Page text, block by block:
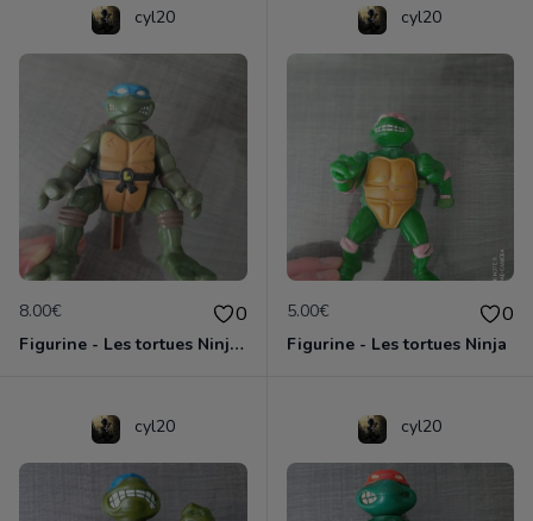
cyl20
8.00€ 0
Figurine - Les tortues Ninja - Leonardo
cyl20
5.00€ 0
Figurine - Les tortues Ninja
cyl20 cyl20